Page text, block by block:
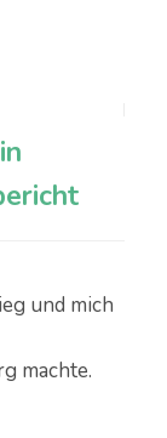
und mich
machte.